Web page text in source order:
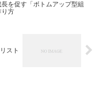
を促す「ボトムアップ型組
り方
スト